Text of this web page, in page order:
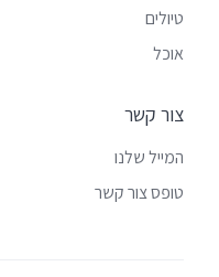
טיולים
אוכל
צור קשר
המייל שלנו
טופס צור קשר